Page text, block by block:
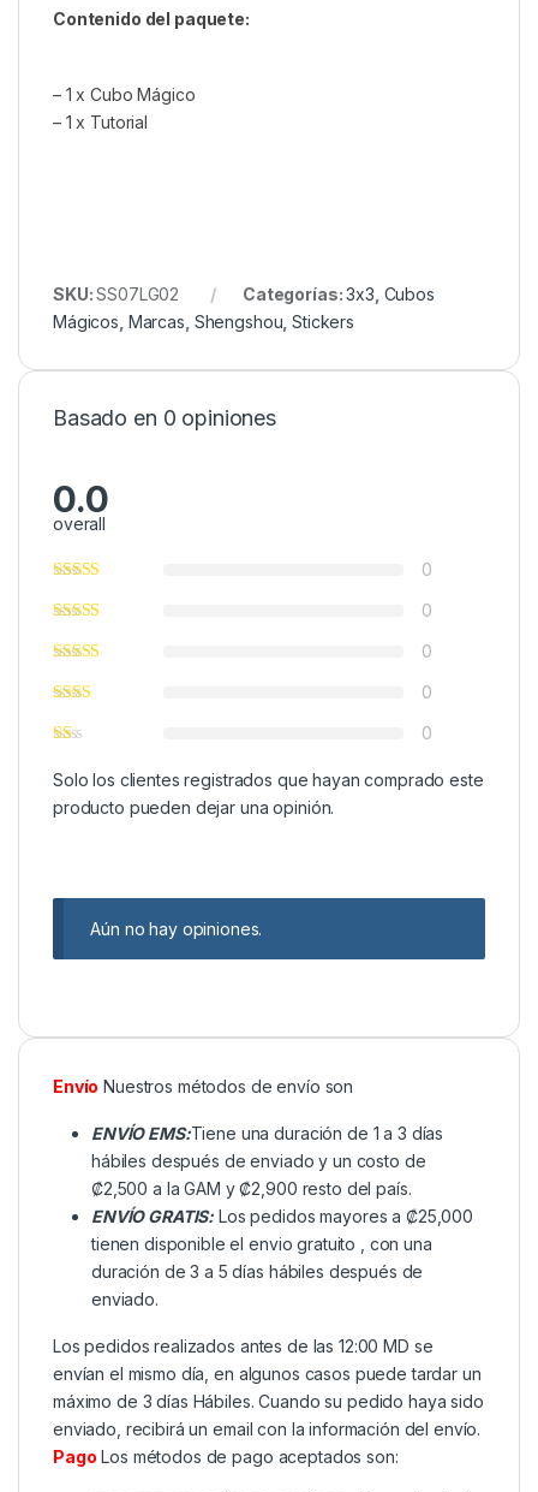
Contenido del paquete:
– 1 x Cubo Mágico
– 1 x Tutorial
SKU:SS07LG02 Categorías:3x3, Cubos
Mágicos, Marcas, Shengshou,Stickers
Basado en 0 opiniones
0.0
overall
0
0
0
0
0
Solo los clientes registrados que hayan comprado este
producto pueden dejar una opinión.
Aún no hay opiniones.
Envío Nuestros métodos de envío son
ENVÍO EMS:Tiene una duración de 1 a 3 días
hábiles después de enviado y un costo de
₡2,500 a la GAM y ₡2,900 resto del país.
ENVÍO GRATIS: Los pedidos mayores a ₡25,000
tienen disponible el envio gratuito , con una
duración de 3 a 5 días hábiles después de
enviado.
Los pedidos realizados antes de las 12:00 MD se
envían el mismo día, en algunos casos puede tardar un
máximo de 3 días Hábiles. Cuando su pedido haya sido
enviado, recibirá un email con la información del envío.
Pago Los métodos de pago aceptados son: